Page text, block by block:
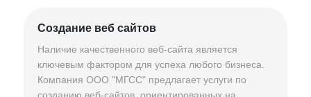
Создание веб сайтов
Наличие качественного веб-сайта является
ключевым фактором для успеха любого бизнеса.
Компания ООО "МГСС" предлагает услуги по